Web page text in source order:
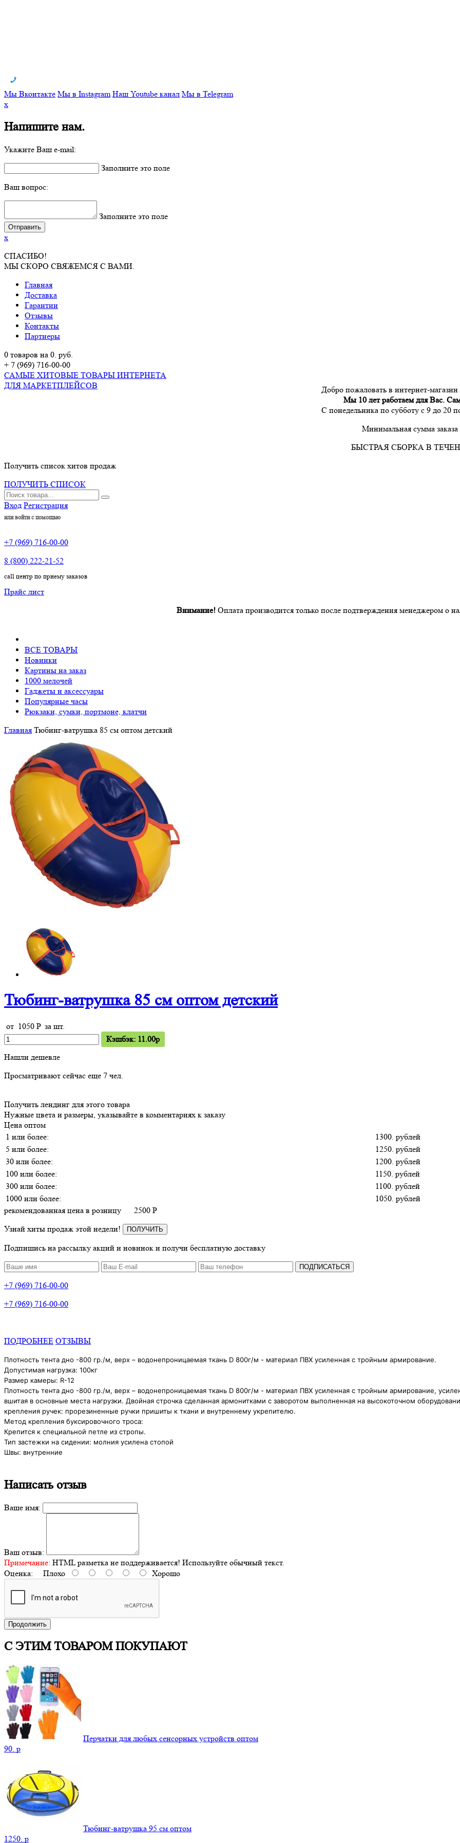
Мы Вконтакте Мы в Instagram Наш Youtube канал Мы в Telegram
x
Напишите нам.
Укажите Ваш e-mail:
Заполните это поле
Ваш вопрос:
Заполните это поле
x
СПАСИБО!
МЫ СКОРО СВЯЖЕМСЯ С ВАМИ.
Главная
Доставка
Гарантии
Отзывы
Контакты
Партнеры
0 товаров на 0. руб.
+ 7 (969) 716-00-00
САМЫЕ ХИТОВЫЕ ТОВАРЫ ИНТЕРНЕТА
ДЛЯ МАРКЕТПЛЕЙСОВ
Добро пожаловать в интернет-
Мы 10 лет работаем для Вас.
С понедельника по субботу с 9 до 20
Минимальная сумма заказа
БЫСТРАЯ СБОРКА В
Получить список хитов продаж
ПОЛУЧИТЬ СПИСОК
Вход Регистрация
или войти с помощью
+7 (969) 716-00-00
8 (800) 222-21-52
call центр по приему заказов
Прайс лист
Внимание!Оплата производится только после подтверждения менеджером о наличии
ВСЕ ТОВАРЫ
Новинки
Картины на заказ
1000 мелочей
Гаджеты и аксессуары
Популярные часы
Рюкзаки, сумки, портмоне, клатчи
Главная Тюбинг-ватрушка 85 см оптом детский
Тюбинг-ватрушка 85 см оптом детский
от 1050 Pза шт.
Кэшбэк: 11.00p
Нашли дешевле
Просматривают сейчас еще 7 чел.
Получить лендинг для этого товара
Нужные цвета и размеры, указывайте в комментариях к заказу
Цена оптом
1 или более:
1300. рублей
5 или более:
1250. рублей
30 или более:
1200. рублей
100 или более:
1150. рублей
300 или более:
1100. рублей
1000 или более:
1050. рублей
рекомендованная цена в розницу
2500 P
Узнай хиты продаж этой недели!
ПОЛУЧИТЬ
Подпишись на рассылку акций и новинок и получи бесплатную доставку
ПОДПИСАТЬСЯ
+7 (969) 716-00-00
+7 (969) 716-00-00
ПОДРОБНЕЕ ОТЗЫВЫ
Плотность тента дно -800 гр./м, верх – водонепроницаемая ткань D 800г/м - материал ПВХ усиленная с тройным армирование.
Допустимая нагрузка: 100кг
Размер камеры: R-12
Плотность тента дно -800 гр./м, верх – водонепроницаемая ткань D 800г/м - материал ПВХ усиленная с тройным армирование,
вшитая в основные места нагрузки. Двойная строчка сделанная армонитками с заворотом выполненная на высокоточном
крепления ручек: прорезиненные ручки пришиты к ткани и внутреннему укрепителю.
Метод крепления буксировочного троса:
Крепится к специальной петле из стропы.
Тип застежки на сидении: молния усилена стопой
Швы: внутренние
Написать отзыв
Ваше имя:
Ваш отзыв:
Примечание: HTML разметка не поддерживается! Используйте обычный текст.
Оценка: Плохо Хорошо
Продолжить
С ЭТИМ ТОВАРОМ ПОКУПАЮТ
Перчатки для любых сенсорных устройств оптом
90. p
Тюбинг-ватрушка 95 см оптом
1250. p